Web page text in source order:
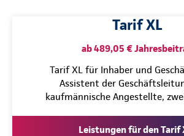
Tarif XL
ab 489,05 €
Tarif XL für Inhaber und
Assistent der
kaufmännische Angestellte,
Leistungen für den Tarif